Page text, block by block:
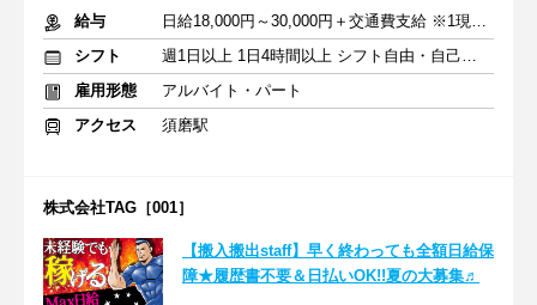
給与
日給18,000円～30,000円＋交通費支給 ※1現場6000円
シフト
週1日以上 1日4時間以上 シフト自由・自己申告
雇用形態
アルバイト・パート
アクセス
須磨駅
株式会社TAG［001］
【搬入搬出staff】早く終わっても全額日給保
障★履歴書不要＆日払いOK!!夏の大募集♬